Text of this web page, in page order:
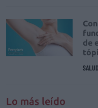
de
SALUD
Lo más leído